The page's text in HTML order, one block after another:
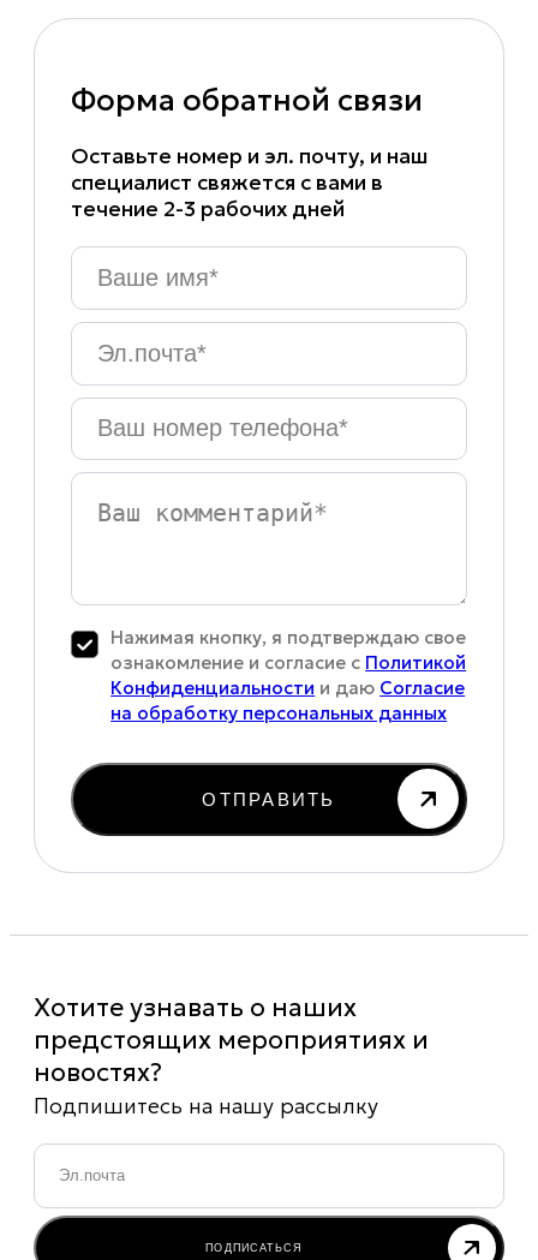
Форма обратной связи
Оставьте номер и эл. почту, и наш
специалист свяжется с вами в
течение 2-3 рабочих дней
Ваше
имя*
Эл.почта
Ваш
номер
телефона*
Ваш
комментарий
Нажимая кнопку, я подтверждаю свое
ознакомление и согласие с Политикой
Конфиденциальности и даю Согласие
на обработку персональных данных
ОТПРАВИТЬ
Хотите узнавать о наших
предстоящих мероприятиях и
новостях?
Подпишитесь на нашу рассылку
Email
ПОДПИСАТЬСЯ